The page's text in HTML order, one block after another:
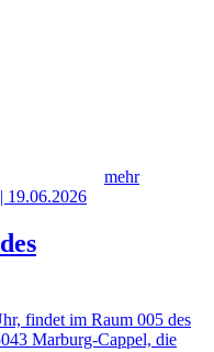
mehr
19.06.2026
findet im Raum 005 des
Marburg-Cappel, die